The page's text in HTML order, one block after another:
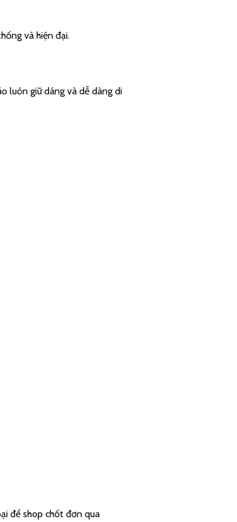
và hiện đại.
luôn giữ dáng và dễ dàng di
để shop chốt đơn qua